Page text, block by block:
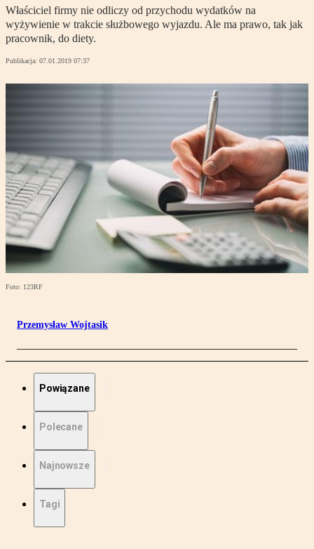
Właściciel firmy nie odliczy od przychodu wydatków na
wyżywienie w trakcie służbowego wyjazdu. Ale ma prawo, tak jak
pracownik, do diety.
Publikacja: 07.01.2019 07:37
Foto: 123RF
Przemysław Wojtasik
Powiązane
Polecane
Najnowsze
Tagi